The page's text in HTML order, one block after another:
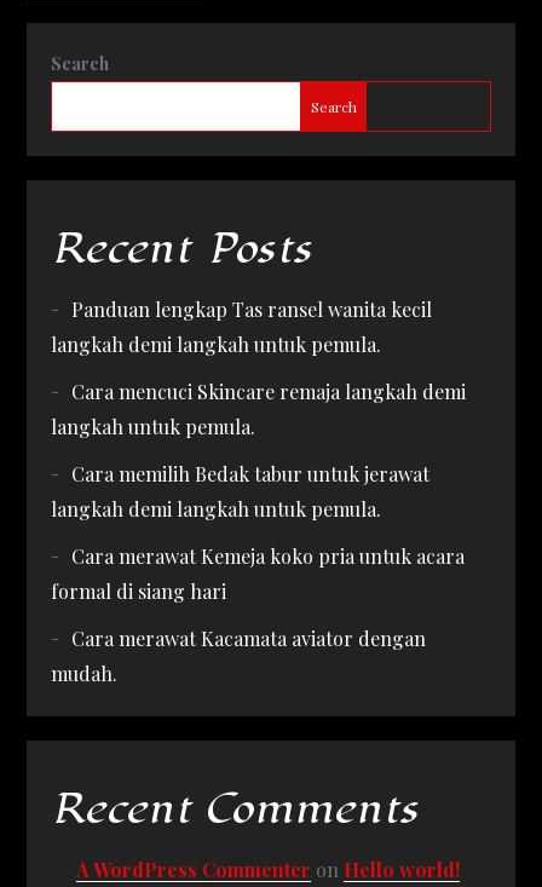
Search
Search
Recent Posts
Panduan lengkap Tas ransel wanita kecil
langkah demi langkah untuk pemula.
Cara mencuci Skincare remaja langkah demi
langkah untuk pemula.
Cara memilih Bedak tabur untuk jerawat
langkah demi langkah untuk pemula.
Cara merawat Kemeja koko pria untuk acara
formal di siang hari
Cara merawat Kacamata aviator dengan
mudah.
Recent Comments
A WordPress Commenter on Hello world!